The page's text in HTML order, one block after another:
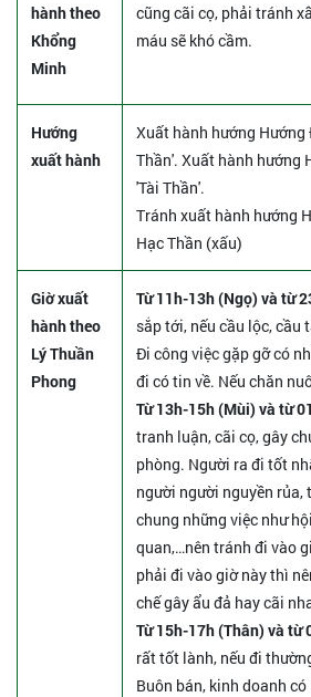
hành theo
Khổng
Minh
cũng cãi cọ, phải tránh
máu sẽ khó cầm.
Hướng
xuất hành
Xuất hành hướng Hướng
Thần'. Xuất hành hướng
'Tài Thần'.
Tránh xuất hành hướng
Hạc Thần (xấu)
Giờ xuất
hành theo
Lý Thuần
Phong
Từ 11h-13h (Ngọ) và từ
sắp tới, nếu cầu lộc, cầu
Đi công việc gặp gỡ có
đi có tin về. Nếu chăn
Từ 13h-15h (Mùi) và từ
tranh luận, cãi cọ, gây
phòng. Người ra đi tốt
người người nguyền rủa,
chung những việc như
quan,…nên tránh đi vào
phải đi vào giờ này thì
chế gây ẩu đả hay cãi
Từ 15h-17h (Thân) và từ
rất tốt lành, nếu đi
Buôn bán, kinh doanh